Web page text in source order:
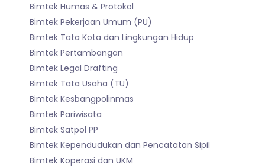
Bimtek Humas & Protokol
Bimtek Pekerjaan Umum (PU)
Bimtek Tata Kota dan Lingkungan Hidup
Bimtek Pertambangan
Bimtek Legal Drafting
Bimtek Tata Usaha (TU)
Bimtek Kesbangpolinmas
Bimtek Pariwisata
Bimtek Satpol PP
Bimtek Kependudukan dan Pencatatan Sipil
Bimtek Koperasi dan UKM